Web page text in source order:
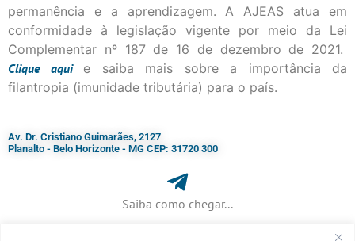
permanência e a aprendizagem. A AJEAS atua em
conformidade à legislação vigente por meio da Lei
Complementar nº 187 de 16 de dezembro de 2021.
Cliqueaqui
e saiba mais sobre a importância da
filantropia (imunidade tributária) para o país.
Av. Dr. Cristiano Guimarães, 2127
Planalto - Belo Horizonte - MG CEP: 31720 300
Saiba como chegar...